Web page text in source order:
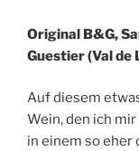
Original B&G,
Guestier (Val de
Auf diesem
Wein, den ich
in einem so